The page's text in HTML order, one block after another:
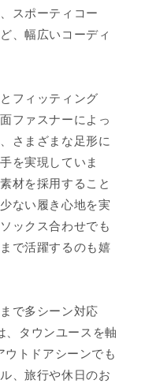
スポーティコー
、幅広いコーディ
フィッティング
ファスナーによっ
さまざまな足形に
を実現していま
材を採用すること
ない履き心地を実
ックス合わせでも
で活躍するのも嬉
で多シーン対応
タウンユースを軸
トドアシーンでも
、旅行や休日のお